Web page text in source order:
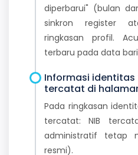
diperbarui" (bulan
sinkron register
ringkasan profil.
terbaru pada data
Informasi
tercatat di
Pada ringkasan
tercatat: NIB
administratif tetap
resmi).